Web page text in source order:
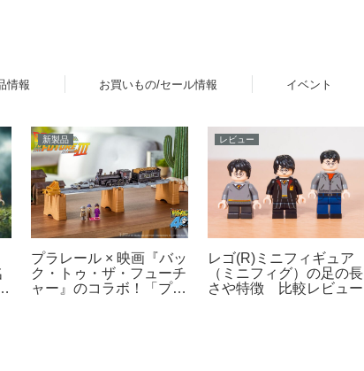
情報 お買いもの/セール情報 イベント
新製品
プラレール × 映画『バッ
ク・トゥ・ザ・フューチ
ャー』のコラボ！「プラ
レビュー
レゴ(R)ミニフィギュア
（ミニフィグ）の足の長
さや特徴 比較レビュー